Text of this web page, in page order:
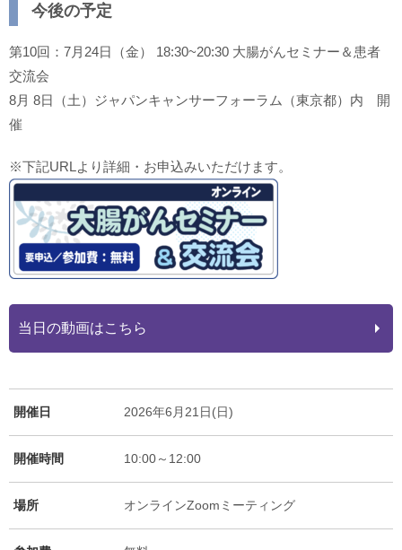
今後の予定
第10回：7月24日（金） 18:30~20:30 大腸がんセミナー＆患者
交流会
8月 8日（土）ジャパンキャンサーフォーラム（東京都）内 開
催
※下記URLより詳細・お申込みいただけます。
当日の動画はこちら
開催日 2026年6月21日(日)
開催時間 10:00～12:00
場所 オンラインZoomミーティング